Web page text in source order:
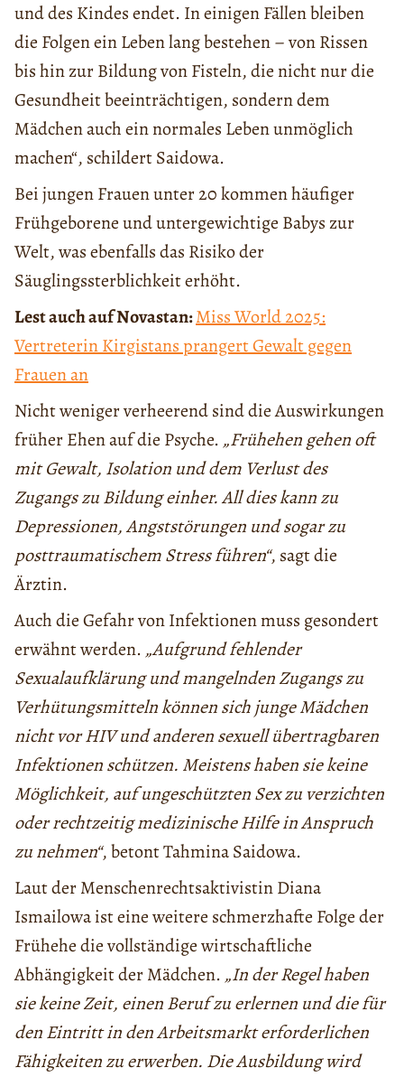
und des Kindes endet. In einigen Fällen bleiben
die Folgen ein Leben lang bestehen – von Rissen
bis hin zur Bildung von Fisteln, die nicht nur die
Gesundheit beeinträchtigen, sondern dem
Mädchen auch ein normales Leben unmöglich
machen“, schildert Saidowa.
Bei jungen Frauen unter 20 kommen häufiger
Frühgeborene und untergewichtige Babys zur
Welt, was ebenfalls das Risiko der
Säuglingssterblichkeit erhöht.
Lest auch auf Novastan:Miss World 2025:
Vertreterin Kirgistans prangert Gewalt gegen
Frauen an
Nicht weniger verheerend sind die Auswirkungen
früher Ehen auf die Psyche. „Frühehen gehen oft
mit Gewalt, Isolation und dem Verlust des
Zugangs zu Bildung einher. All dies kann zu
Depressionen, Angststörungen und sogar zu
posttraumatischem Stress führen“, sagt die
Ärztin.
Auch die Gefahr von Infektionen muss gesondert
erwähnt werden. „Aufgrund fehlender
Sexualaufklärung und mangelnden Zugangs zu
Verhütungsmitteln können sich junge Mädchen
nicht vor HIV und anderen sexuell übertragbaren
Infektionen schützen. Meistens haben sie keine
Möglichkeit, auf ungeschützten Sex zu verzichten
oder rechtzeitig medizinische Hilfe in Anspruch
zu nehmen“, betont Tahmina Saidowa.
Laut der Menschenrechtsaktivistin Diana
Ismailowa ist eine weitere schmerzhafte Folge der
Frühehe die vollständige wirtschaftliche
Abhängigkeit der Mädchen. „In der Regel haben
sie keine Zeit, einen Beruf zu erlernen und die für
den Eintritt in den Arbeitsmarkt erforderlichen
Fähigkeiten zu erwerben. Die Ausbildung wird